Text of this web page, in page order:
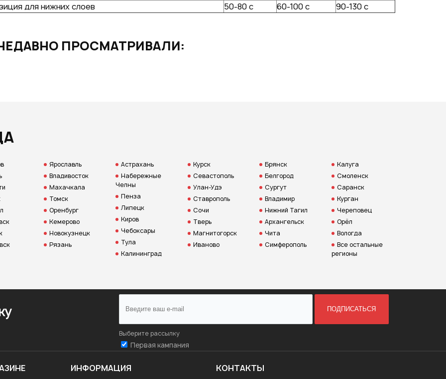
для нижних слоев
50-80 с 60-100 с 90-130 с
ПРОСМАТРИВАЛИ:
Ярославль
Владивосток
Махачкала
Томск
Оренбург
Кемерово
Новокузнецк
Рязань
Астрахань
Набережные
Челны
Пенза
Липецк
Киров
Чебоксары
Тула
Калининград
Курск
Севастополь
Улан-Удэ
Ставрополь
Сочи
Тверь
Магнитогорск
Иваново
Брянск
Белгород
Сургут
Владимир
Нижний Тагил
Архангельск
Чита
Симферополь
Калуга
Смоленск
Саранск
Курган
Череповец
Орёл
Вологда
Все остальные
регионы
ПОДПИСАТЬСЯ
Выберите рассылку
Первая кампания
ИНФОРМАЦИЯ КОНТАКТЫ